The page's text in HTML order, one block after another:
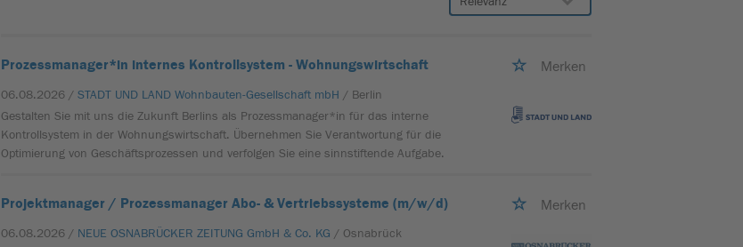
Prozessmanager*in internes Kontrollsystem - Wohnungswirtschaft Merken
06.08.2026 /STADT UND LAND Wohnbauten-Gesellschaft mbH / Berlin
Gestalten Sie mit uns die Zukunft Berlins als Prozessmanager*in für das interne
Kontrollsystem in der Wohnungswirtschaft. Übernehmen Sie Verantwortung für die
Optimierung von Geschäftsprozessen und verfolgen Sie eine sinnstiftende Aufgabe.
Projektmanager / Prozessmanager Abo- & Vertriebssysteme (m/w/d) Merken
06.08.2026 / NEUE OSNABRÜCKER ZEITUNG GmbH & Co. KG / Osnabrück